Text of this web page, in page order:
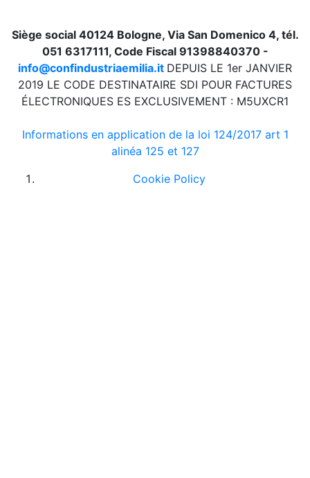
Siège social 40124 Bologne, Via San Domenico 4, tél.
051 6317111, Code Fiscal 91398840370 -
info@confindustriaemilia.it DEPUIS LE 1er JANVIER
2019 LE CODE DESTINATAIRE SDI POUR FACTURES
ÉLECTRONIQUES ES EXCLUSIVEMENT : M5UXCR1
Informations en application de la loi 124/2017 art 1
alinéa 125 et 127
Cookie Policy